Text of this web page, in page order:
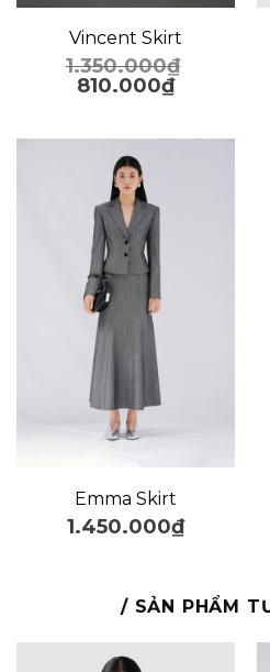
Vincent Skirt
1.350.000₫
810.000₫
Emma Skirt
1.450.000₫
/ SẢN PHẨM